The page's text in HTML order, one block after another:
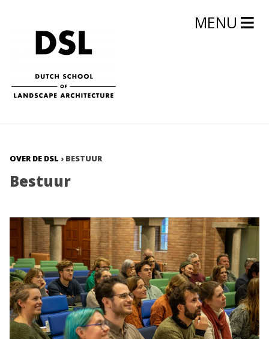
MENU
OVER DE DSL › BESTUUR
Bestuur